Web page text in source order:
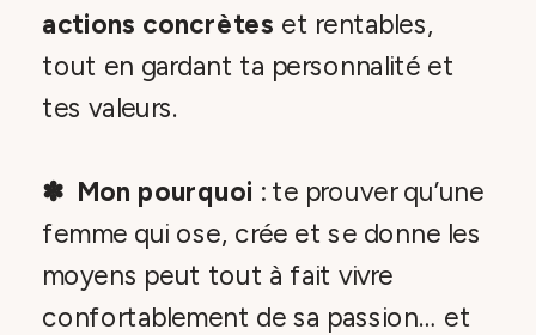
actions concrètes et rentables,
tout en gardant ta personnalité et
tes valeurs.
✽ Mon pourquoi : te prouver qu’une
femme qui ose, crée et se donne les
moyens peut tout à fait vivre
confortablement de sa passion… et